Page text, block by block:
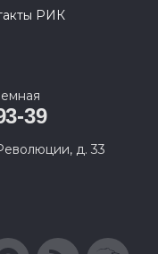
РИК
39
д. 33